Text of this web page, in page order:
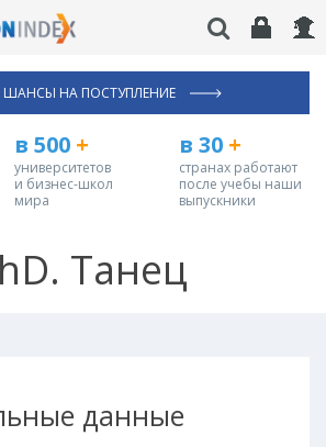
ШАНСЫ НА ПОСТУПЛЕНИЕ
в 500 +
университетов
и бизнес-школ
мира
в 30+
странах работают
после учебы наши
выпускники
Танец
данные